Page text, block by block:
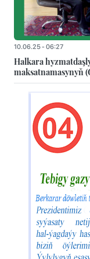
10.06.25 - 06:27
Halkara
maksatnamasynyň